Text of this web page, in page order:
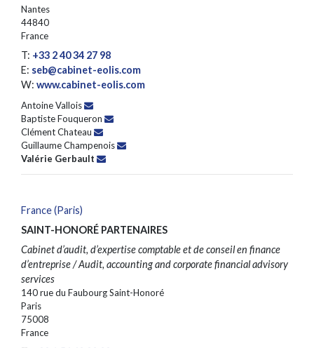
Nantes
44840
France
T: +33 2 40 34 27 98
E: seb@cabinet-eolis.com
W: www.cabinet-eolis.com
Antoine Vallois
Baptiste Fouqueron
Clément Chateau
Guillaume Champenois
Valérie Gerbault
France (Paris)
SAINT-HONORÉ PARTENAIRES
Cabinet d’audit, d’expertise comptable et de conseil en finance
d’entreprise / Audit, accounting and corporate financial advisory
services
140 rue du Faubourg Saint-Honoré
Paris
75008
France